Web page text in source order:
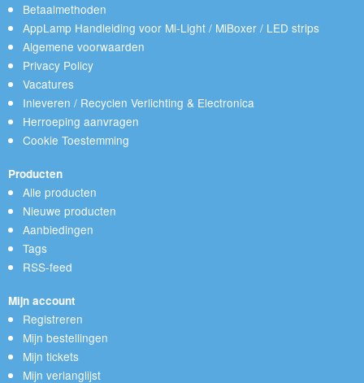
Betaalmethoden
AppLamp Handleiding voor Mi-Light / MiBoxer / LED strips
Algemene voorwaarden
Privacy Policy
Vacatures
Inleveren / Recyclen Verlichting & Electronica
Herroeping aanvragen
Cookie Toestemming
Producten
Alle producten
Nieuwe producten
Aanbiedingen
Tags
RSS-feed
Mijn account
Registreren
Mijn bestellingen
Mijn tickets
Mijn verlanglijst